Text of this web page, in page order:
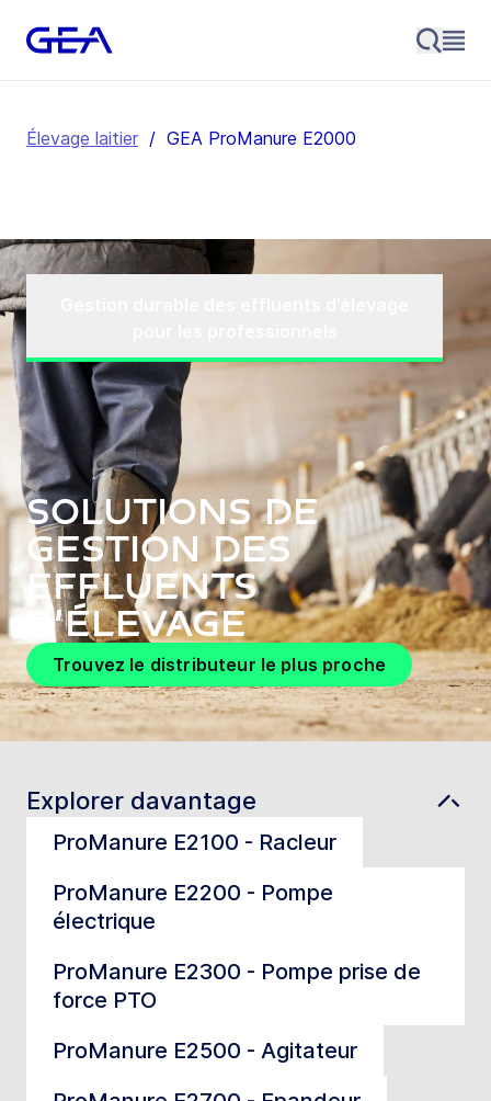
Élevage laitier / GEA ProManure E2000
Solutions de
gestion des
effluents
d’élevage
Trouvez le distributeur le plus proche
Explorer davantage
ProManure E2100 - Racleur
ProManure E2200 - Pompe
électrique
ProManure E2300 - Pompe prise de
force PTO
ProManure E2500 - Agitateur